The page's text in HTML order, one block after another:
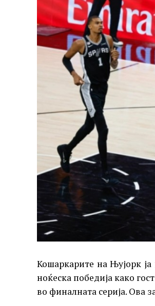
Кошаркарите на Њујорк
ноќеска победија како
во финалната серија. Ова